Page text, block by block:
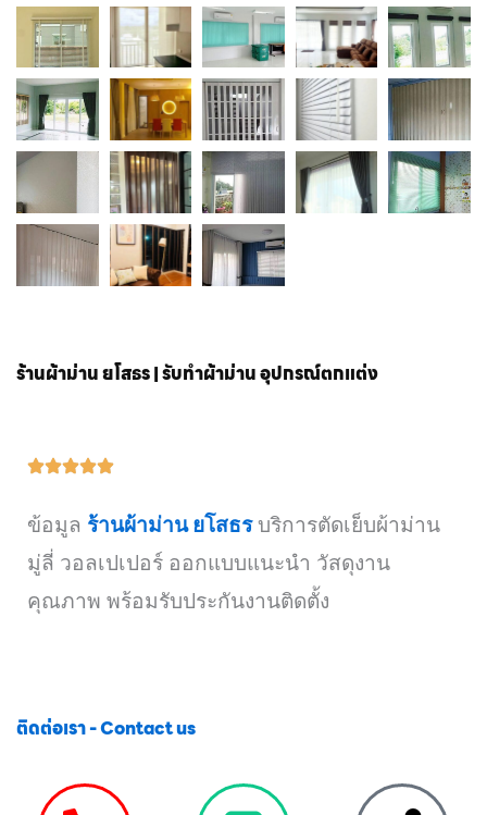
ร้านผ้าม่าน ยโสธร | รับทำผ้าม่าน อุปกรณ์ตกแต่ง
ข้อมูล ร้านผ้าม่าน ยโสธรบริการตัดเย็บผ้าม่าน
มู่ลี่ วอลเปเปอร์ ออกแบบแนะนำ วัสดุงาน
คุณภาพ พร้อมรับประกันงานติดตั้ง
ติดต่อเรา - Contact us